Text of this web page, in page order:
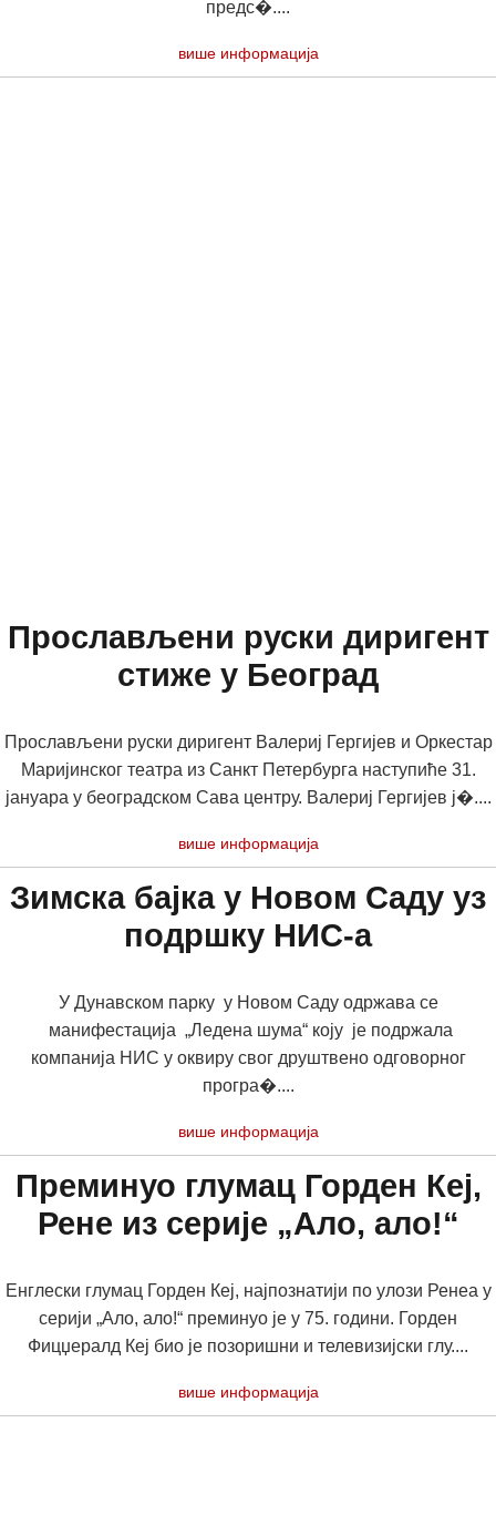
предс�....
више информација
Прослављени руски диригент
стиже у Београд
Прослављени руски диригент Валериј Гергијев и Оркестар
Маријинског театра из Санкт Петербурга наступиће 31.
јануара у београдском Сава центру. Валериј Гергијев ј�....
више информација
Зимска бајка у Новом Саду уз
подршку НИС-а
У Дунавском парку у Новом Саду одржава се
манифестација „Ледена шума“ коју је подржала
компанија НИС у оквиру свог друштвено одговорног
програ�....
више информација
Преминуо глумац Горден Кеј,
Рене из серије „Ало, ало!“
Енглески глумац Гордeн Кеј, најпознатији по улози Ренеа у
серији „Ало, ало!“ преминуо је у 75. години. Горден
Фицџералд Кеј био је позоришни и телевизијски глу....
више информација